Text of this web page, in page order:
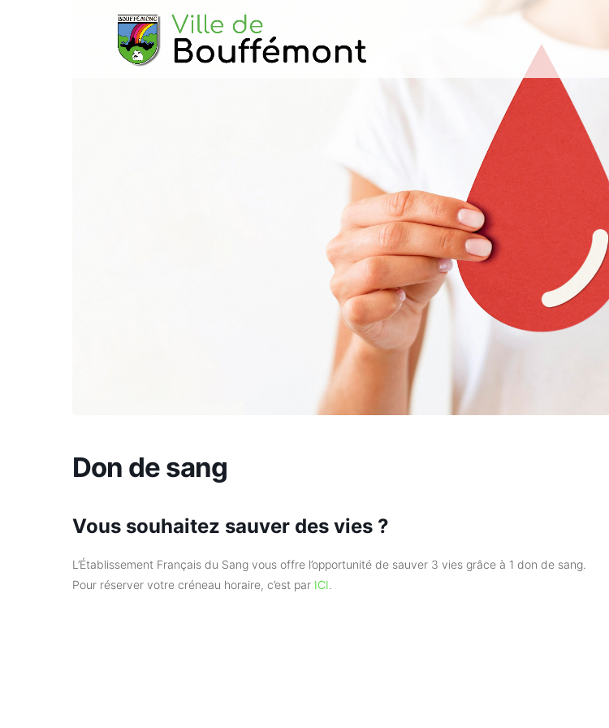
Don de sang
Vous souhaitez sauver des vies ?
L’Établissement Français du Sang vous offre l’opportunité de sauver 3 vies grâce à 1 don de sang.
Pour réserver votre créneau horaire, c’est par ICI.